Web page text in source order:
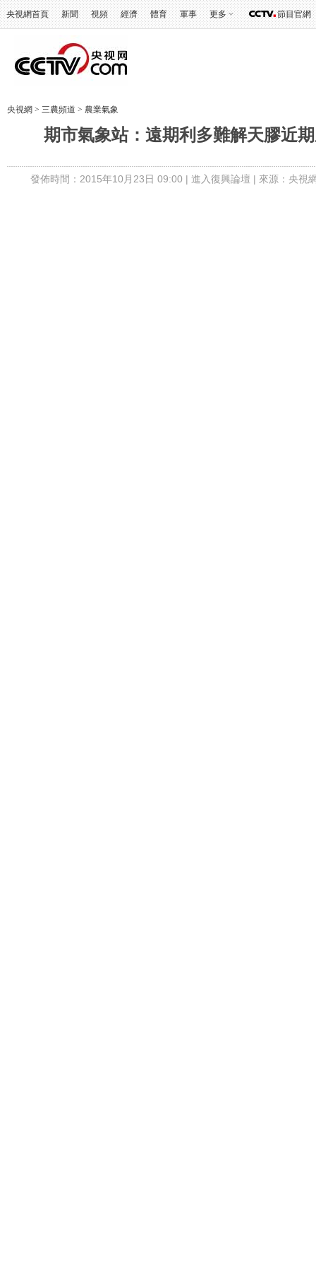
央視網首頁 新聞 視頻 經濟 體育 軍事 更多 節目官網
央視網 > 三農頻道 > 農業氣象
期市氣象站：遠期利多難解天膠近期
發佈時間：2015年10月23日 09:00 | 進入復興論壇 | 來源：央視